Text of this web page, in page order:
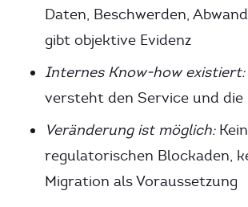
Daten, Beschwerden,
gibt objektive Evidenz
Internes Know-how existiert:
versteht den Service und
Veränderung ist möglich:
regulatorischen Blockaden,
Migration als Voraussetzung